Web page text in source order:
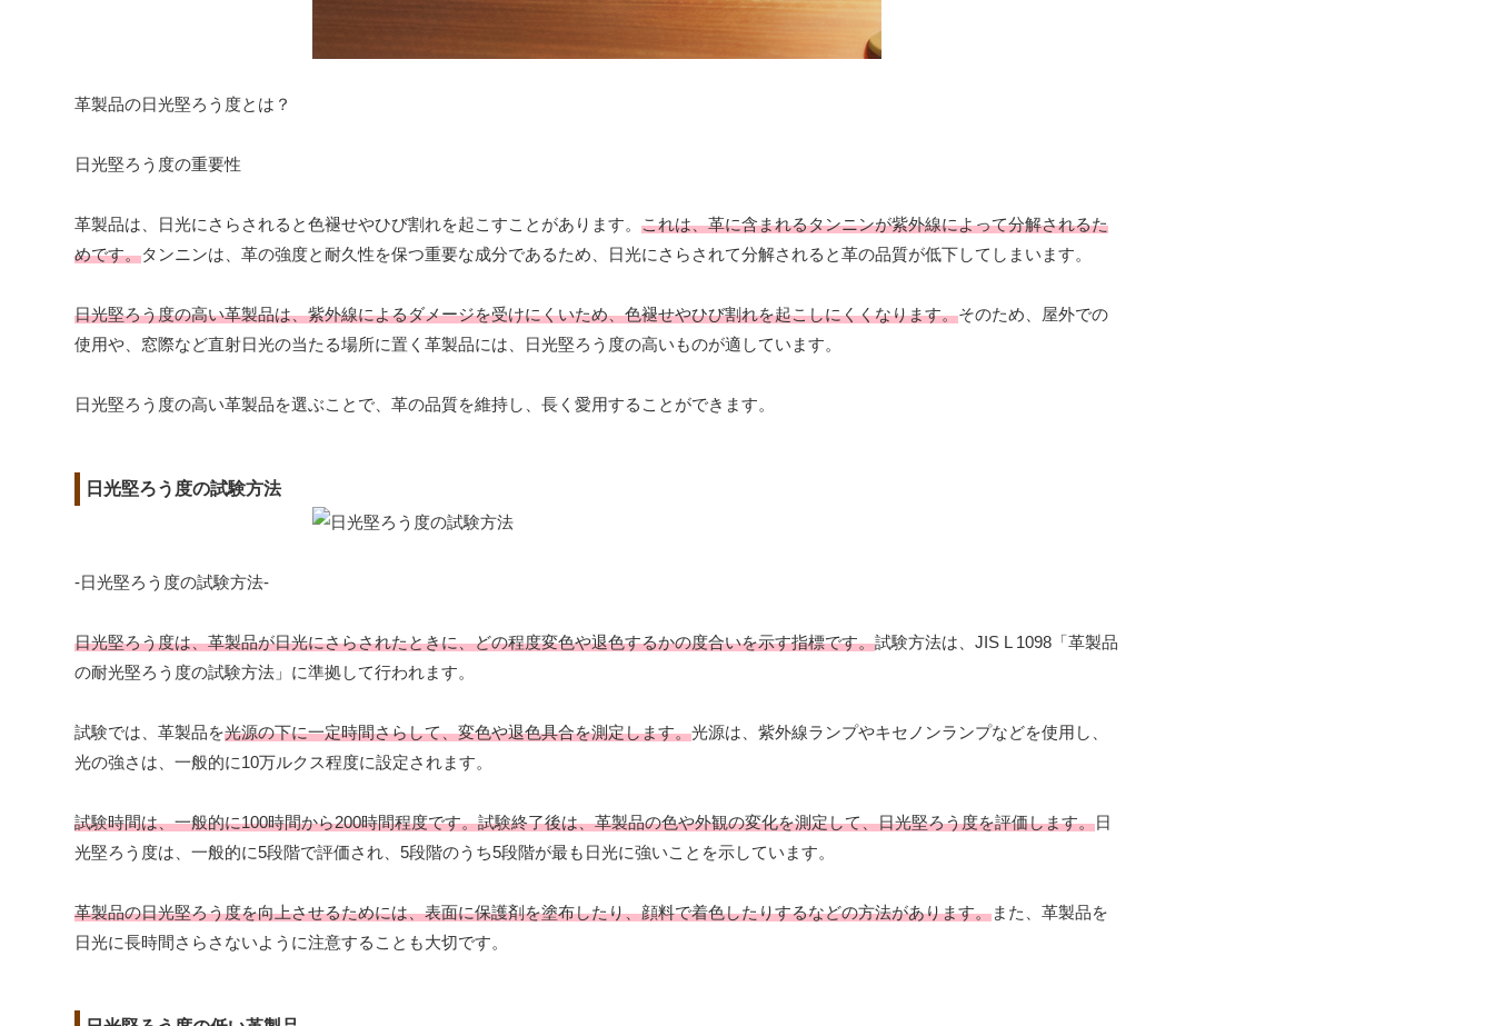
革製品の日光堅ろう度とは？
日光堅ろう度の重要性
革製品は、日光にさらされると色褪せやひび割れを起こすことがあります。 これは、革に含まれるタンニンが紫外線によって分解されるた
めです。タンニンは、革の強度と耐久性を保つ重要な成分であるため、日光にさらされて分解されると革の品質が低下してしまいます。
日光堅ろう度の高い革製品は、紫外線によるダメージを受けにくいため、色褪せやひび割れを起こしにくくなります。そのため、屋外での
使用や、窓際など直射日光の当たる場所に置く革製品には、日光堅ろう度の高いものが適しています。
日光堅ろう度の高い革製品を選ぶことで、革の品質を維持し、長く愛用することができます。
日光堅ろう度の試験方法
-日光堅ろう度の試験方法-
日光堅ろう度は、革製品が日光にさらされたときに、どの程度変色や退色するかの度合いを示す指標です。試験方法は、JIS L 1098「革製品
の耐光堅ろう度の試験方法」に準拠して行われます。
試験では、革製品を光源の下に一定時間さらして、変色や退色具合を測定します。光源は、紫外線ランプやキセノンランプなどを使用し、
光の強さは、一般的に10万ルクス程度に設定されます。
試験時間は、一般的に100時間から200時間程度です。試験終了後は、革製品の色や外観の変化を測定して、日光堅ろう度を評価します。日
光堅ろう度は、一般的に5段階で評価され、5段階のうち5段階が最も日光に強いことを示しています。
革製品の日光堅ろう度を向上させるためには、表面に保護剤を塗布したり、顔料で着色したりするなどの方法があります。また、革製品を
日光に長時間さらさないように注意することも大切です。